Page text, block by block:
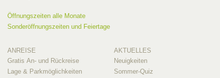
Öffnungszeiten alle Monate
Sonderöffnungszeiten und Feiertage
ANREISE
Gratis An- und Rückreise
Lage & Parkmöglichkeiten
AKTUELLES
Neuigkeiten
Sommer-Quiz